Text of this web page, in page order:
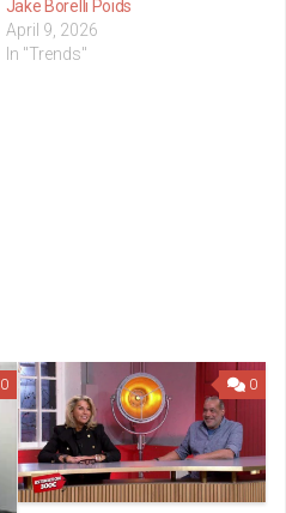
Jake Borelli Poids
April 9, 2026
In "Trends"
0 0